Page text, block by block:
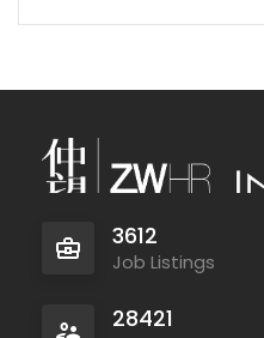
3612
Job Listings
28421